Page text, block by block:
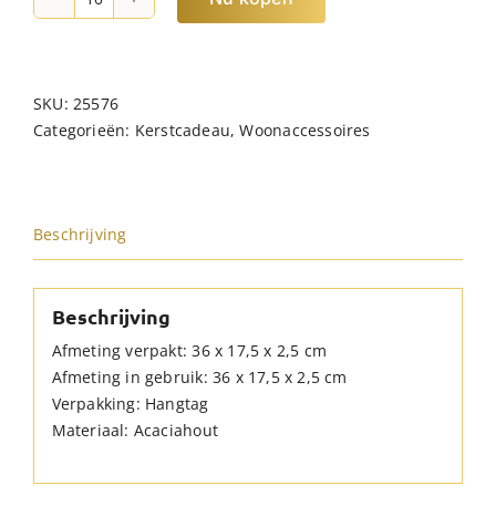
JENS
Small
hoeveelheid
SKU:25576
Categorieën: Kerstcadeau,Woonaccessoires
Beschrijving
Beschrijving
Afmeting verpakt: 36 x 17,5 x 2,5 cm
Afmeting in gebruik: 36 x 17,5 x 2,5 cm
Verpakking: Hangtag
Materiaal: Acaciahout